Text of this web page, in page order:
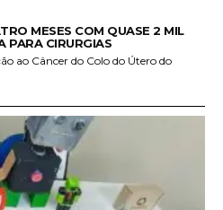
MESES COM QUASE 2 MIL
PARA CIRURGIAS
ao Câncer do Colo do Útero do